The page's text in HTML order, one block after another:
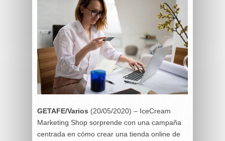
GETAFE/Varios (20/05/2020) – IceCream
Marketing Shop sorprende con una campaña
centrada en cómo crear una tienda online de